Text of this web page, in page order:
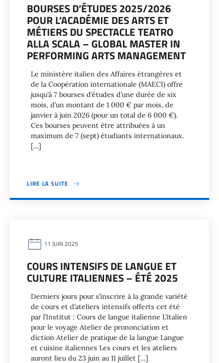
BOURSES D’ÉTUDES 2025/2026
POUR L’ACADÉMIE DES ARTS ET
MÉTIERS DU SPECTACLE TEATRO
ALLA SCALA – GLOBAL MASTER IN
PERFORMING ARTS MANAGEMENT
Le ministère italien des Affaires étrangères et
de la Coopération internationale (MAECI) offre
jusqu’à 7 bourses d’études d’une durée de six
mois, d’un montant de 1 000 € par mois, de
janvier à juin 2026 (pour un total de 6 000 €).
Ces bourses peuvent être attribuées à un
maximum de 7 (sept) étudiants internationaux.
[…]
LIRE LA SUITE
11 JUIN 2025
COURS INTENSIFS DE LANGUE ET
CULTURE ITALIENNES – ÉTÉ 2025
Derniers jours pour s’inscrire à la grande variété
de cours et d’ateliers intensifs offerts cet été
par l’Institut : Cours de langue italienne L’italien
pour le voyage Atelier de prononciation et
diction Atelier de pratique de la langue Langue
et cuisine italiennes Les cours et les ateliers
auront lieu du 23 juin au 11 juillet […]